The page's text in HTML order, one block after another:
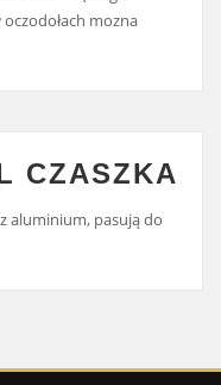
mozna
CZASZKA
aluminium, pasują do